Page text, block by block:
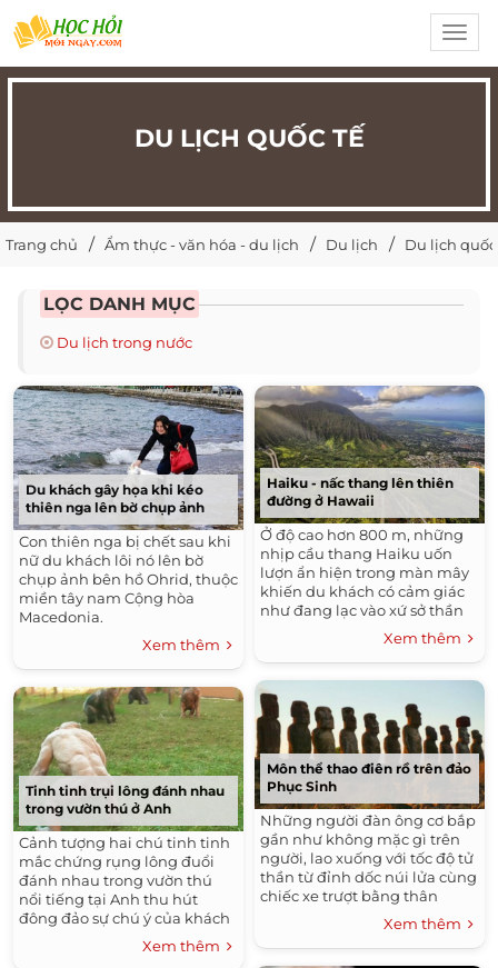
DU LỊCH QUỐC TẾ
Trang chủ Ẩm thực - văn hóa - du lịch Du lịch Du lịch
LỌC DANH MỤC
Du lịch trong nước
Du khách gây họa khi kéo
thiên nga lên bờ chụp ảnh
Con thiên nga bị chết sau khi
nữ du khách lôi nó lên bờ
chụp ảnh bên hồ Ohrid, thuộc
miền tây nam Cộng hòa
Macedonia.
Xem thêm
Tinh tinh trụi lông đánh nhau
trong vườn thú ở Anh
Cảnh tượng hai chú tinh tinh
mắc chứng rụng lông đuổi
đánh nhau trong vườn thú
nổi tiếng tại Anh thu hút
đông đảo sự chú ý của khách
Xem thêm
Haiku - nấc thang lên thiên
đường ở Hawaii
Ở độ cao hơn 800 m, những
nhịp cầu thang Haiku uốn
lượn ẩn hiện trong màn mây
khiến du khách có cảm giác
như đang lạc vào xứ sở thần
Xem thêm
Môn thể thao điên rồ trên đảo
Phục Sinh
Những người đàn ông cơ bắp
gần như không mặc gì trên
người, lao xuống với tốc độ tử
thần từ đỉnh dốc núi lửa cùng
chiếc xe trượt bằng thân
Xem thêm